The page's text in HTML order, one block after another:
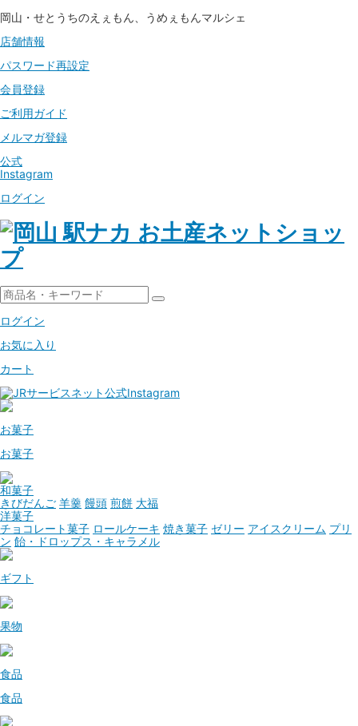
岡山・せとうちのえぇもん、うめぇもんマルシェ
店舗情報
パスワード再設定
会員登録
ご利用ガイド
メルマガ登録
公式
Instagram
ログイン
ログイン
お気に入り
カート
お菓子
お菓子
和菓子
きびだんご 羊羹 饅頭 煎餅 大福
洋菓子
チョコレート菓子 ロールケーキ 焼き菓子 ゼリー アイスクリーム プリ
ン 飴・ドロップス・キャラメル
ギフト
果物
食品
食品